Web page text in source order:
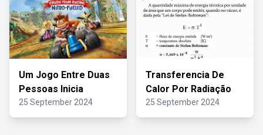
Um Jogo Entre Duas
Pessoas Inicia
25 September 2024
Transferencia De
Calor Por Radiação
25 September 2024